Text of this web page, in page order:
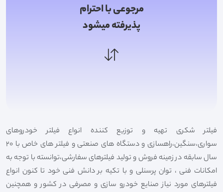
مرجوعی با احترام
پذیرفته میشود
فیلتر شکری تهیه و توزیع کننده انواع فیلتر خودروهای
سواری،سنگین،راهسازی و دستگاه های صنعتی و فیلتر های خاص با 20
سال سابقه در زمینه فروش و تولید فیلترهای سفارشی،توانسته با توجه به
امکانات فنی ، توان پرسنلی و با تکیه بر دانش فنی خود تا کنون انواع
فیلترهای مورد نیاز صنایع خودرو سازی و مصرفی در کشور و همچنین